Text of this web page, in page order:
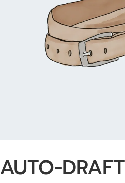
AUTO-DRAFT